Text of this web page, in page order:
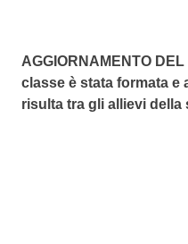
AGGIORNAMENTO
classe è stata formata e
risulta tra gli allievi della